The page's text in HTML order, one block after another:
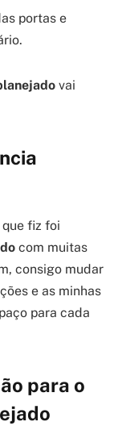
portas e
vai
fiz foi
com muitas
consigo mudar
e as minhas
para cada
para o